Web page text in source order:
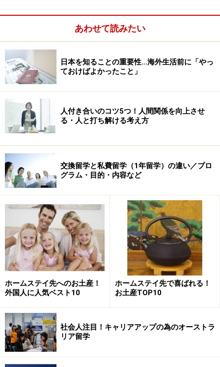
もともと、R&BやJazzなど、アメリカの音楽が好きだっ
たこともありましたし、また、高校時代に習っていた歌
の先生が「アメリカに行けば？」とアドバイスしてくれ
たのもきっかけになりました。
では、 次のページで平井アミさんの大学留学生活につい
て聞いてみたいと思います。
い。
あわせて読みたい
日本を知ることの重要性…海外生活前に「やっ
ておけばよかったこと」
人付き合いのコツ5つ！人間関係を向上させ
る・人と打ち解ける考え方
交換留学と私費留学（1年留学）の違い／プロ
グラム・目的・内容など
ホームステイ先へのお土産！
外国人に人気ベスト10
ホームステイ先で喜ばれる！
お土産TOP10
社会人注目！キャリアアップの為のオーストラ
リア留学